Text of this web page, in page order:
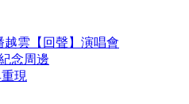
越雲【回聲】演唱會
念周邊
現